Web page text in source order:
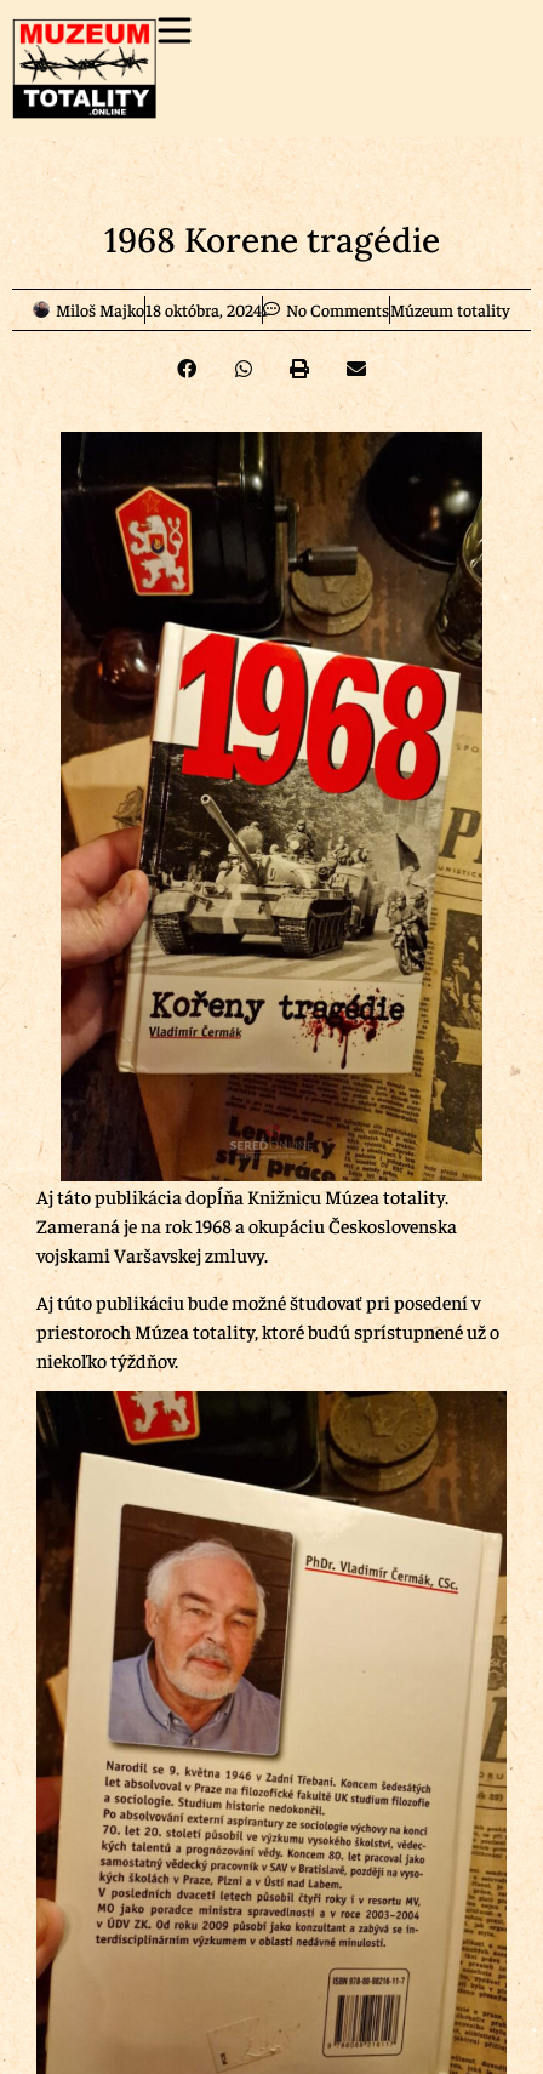
1968 Korene tragédie
Miloš Majko18 októbra, 2024 No CommentsMúzeum totality
Aj táto publikácia dopĺňa Knižnicu Múzea totality.
Zameraná je na rok 1968 a okupáciu Československa
vojskami Varšavskej zmluvy.
Aj túto publikáciu bude možné študovať pri posedení v
priestoroch Múzea totality, ktoré budú sprístupnené už o
niekoľko týždňov.